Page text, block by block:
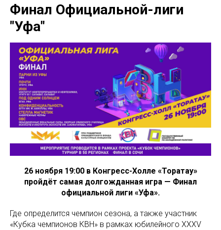
Финал Официальной-лиги
"Уфа"
26 ноября 19:00 в Конгресс-Холле «Торатау»
пройдёт самая долгожданная игра — Финал
официальной лиги «Уфа».
Где определится чемпион сезона, а также участник
«Кубка чемпионов КВН» в рамках юбилейного XXXV